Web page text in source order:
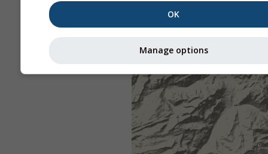
OK
Manage options